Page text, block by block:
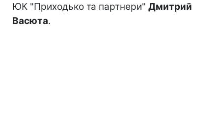
ЮК "Приходько та партнери" Дмитрий
Васюта.